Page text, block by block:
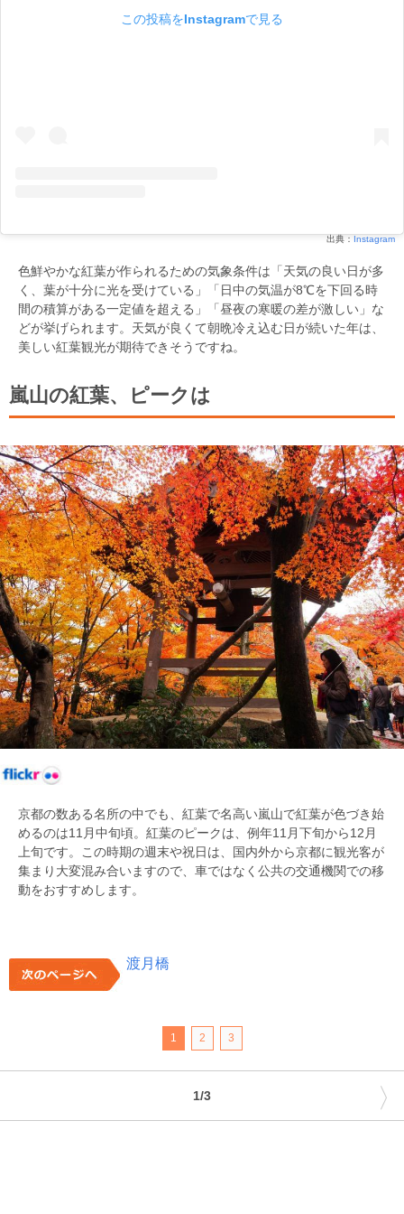
この投稿をInstagramで見る
出典： Instagram
色鮮やかな紅葉が作られるための気象条件は「天気の良い日が多
く、葉が十分に光を受けている」「日中の気温が8℃を下回る時
間の積算がある一定値を超える」「昼夜の寒暖の差が激しい」な
どが挙げられます。天気が良くて朝晩冷え込む日が続いた年は、
美しい紅葉観光が期待できそうですね。
嵐山の紅葉、ピークは
京都の数ある名所の中でも、紅葉で名高い嵐山で紅葉が色づき始
めるのは11月中旬頃。紅葉のピークは、例年11月下旬から12月
上旬です。この時期の週末や祝日は、国内外から京都に観光客が
集まり大変混み合いますので、車ではなく公共の交通機関での移
動をおすすめします。
渡月橋
1 2 3
1/3 〉